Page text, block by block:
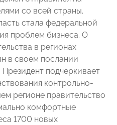
со всей страны.
стала федеральной
проблем бизнеса. О
в регионах
в своем послании
подчеркивает
контрольно-
регионе правительство
комфортные
1700 новых